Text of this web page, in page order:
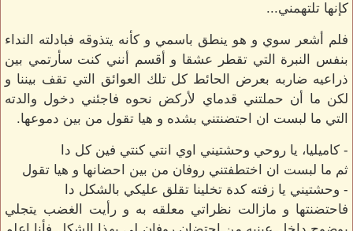
كإنها تلتهمني...
فلم أشعر سوي و هو ينطق باسمي و كأنه يتذوقه فبادلته النداء
بنفس النبرة التي تقطر عشقا و أقسم أنني كنت سأرتمي بين
ذراعيه ضاربه بعرض الحائط كل تلك العوائق التي تقف بيننا و
لكن ما أن حملتني قدماي لأركض نحوه فاجئني دخول والدته
التي ما لبست ان احتضنتني بشده و هيا تقول من بين دموعها.
- كاميليا، يا روحي وحشتيني اوي انتي كنتي فين كل دا
ثم ما لبست ان اختطفتني روفان من بين احضانها و هيا تقول
- وحشتيني يا زفته كدة تخلينا تقلق عليكي بالشكل دا
فاحتضنتها و مازالت نظراتي معلقه به و رأيت الغضب يتجلي